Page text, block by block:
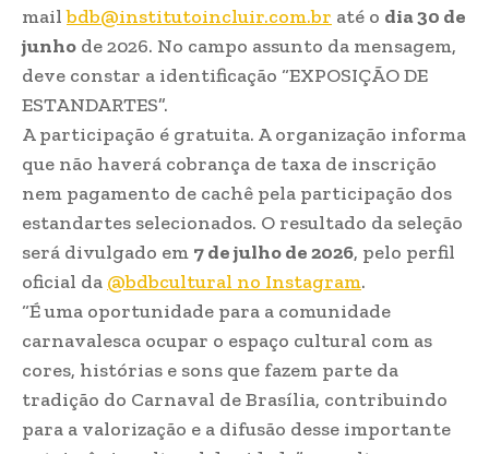
mailbdb@institutoincluir.com.br até o dia 30 de
junho de 2026. No campo assunto da mensagem,
deve constar a identificação “EXPOSIÇÃO DE
ESTANDARTES”.
A participação é gratuita. A organização informa
que não haverá cobrança de taxa de inscrição
nem pagamento de cachê pela participação dos
estandartes selecionados. O resultado da seleção
será divulgado em 7 de julho de 2026, pelo perfil
oficial da @bdbcultural no Instagram.
“É uma oportunidade para a comunidade
carnavalesca ocupar o espaço cultural com as
cores, histórias e sons que fazem parte da
tradição do Carnaval de Brasília, contribuindo
para a valorização e a difusão desse importante